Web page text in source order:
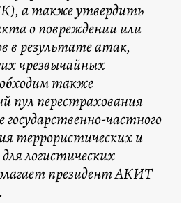
а также утвердить
о повреждении или
в результате атак,
чрезвычайных
также
пул перестрахования
государственно-частного
террористических и
логистических
президент АКИТ